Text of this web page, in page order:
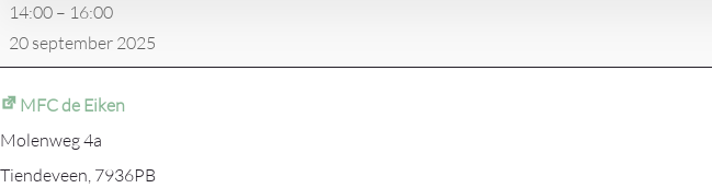
Noordscheschut
6
14:00 – 16:00
20 september 2025
MFC de Eiken
Molenweg 4a
Tiendeveen, 7936PB